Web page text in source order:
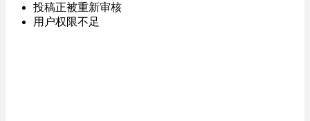
投稿正被重新审核
用户权限不足